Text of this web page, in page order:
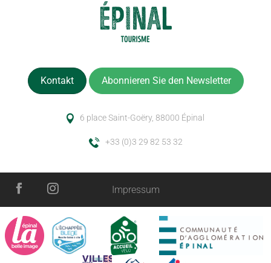
Kontakt Abonnieren Sie den Newsletter
6 place Saint-Goëry, 88000 Épinal
+33 (0)3 29 82 53 32
Impressum